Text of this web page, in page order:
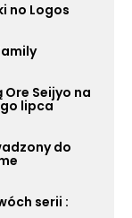
no Logos
Seijyo na
lipca
do
serii :